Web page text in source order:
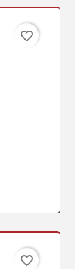
favorite_border
favorite_border